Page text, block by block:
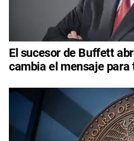
El sucesor de Buffett
cambia el mensaje para